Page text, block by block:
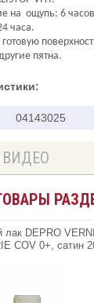
на ощупь: 6 часов
часа.
пятна.
04143025
ВИДЕО
лак DEPRO
COV 0+, сатин